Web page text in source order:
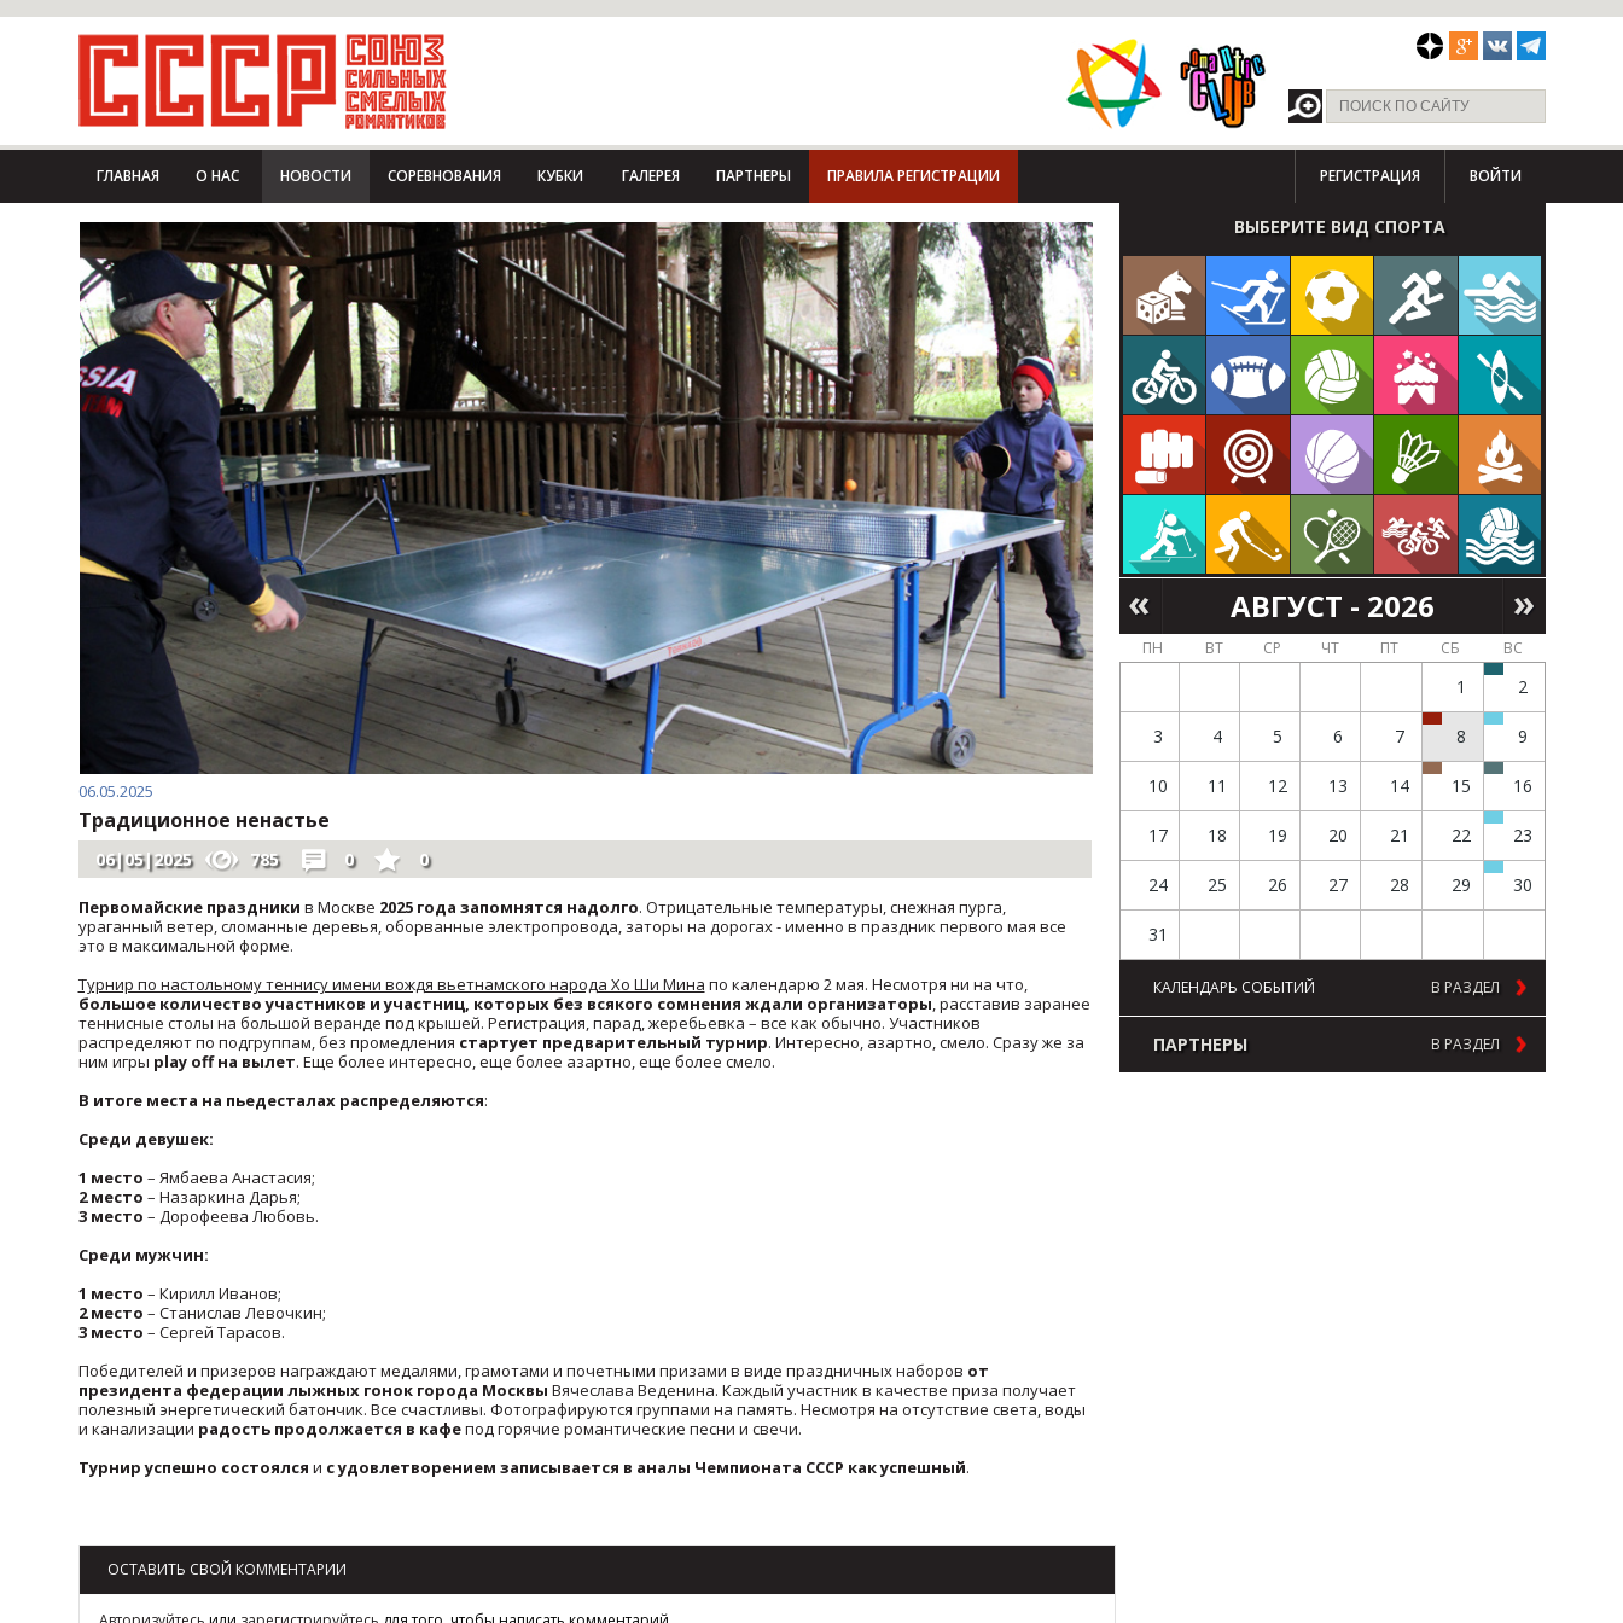
ГЛАВНАЯ О НАС НОВОСТИ СОРЕВНОВАНИЯ КУБКИ ГАЛЕРЕЯ ПАРТНЕРЫ ПРАВИЛА РЕГИСТРАЦИИ РЕГИСТРАЦИЯ ВОЙТИ
06.05.2025
Традиционное ненастье
06|05|2025 785 0 0
Первомайские праздники в Москве 2025 года запомнятся надолго. Отрицательные температуры, снежная пурга,
ураганный ветер, сломанные деревья, оборванные электропровода, заторы на дорогах - именно в праздник первого мая все
это в максимальной форме.
Турнир по настольному теннису имени вождя вьетнамского народа Хо Ши Мина по календарю 2 мая. Несмотря ни на что,
большое количество участников и участниц, которых без всякого сомнения ждали организаторы, расставив заранее
теннисные столы на большой веранде под крышей. Регистрация, парад, жеребьевка – все как обычно. Участников
распределяют по подгруппам, без промедления стартует предварительный турнир. Интересно, азартно, смело. Сразу же за
ним игры play off на вылет. Еще более интересно, еще более азартно, еще более смело.
В итоге места на пьедесталах распределяются:
Среди девушек:
1 место – Ямбаева Анастасия;
2 место – Назаркина Дарья;
3 место – Дорофеева Любовь.
Среди мужчин:
1 место – Кирилл Иванов;
2 место – Станислав Левочкин;
3 место – Сергей Тарасов.
Победителей и призеров награждают медалями, грамотами и почетными призами в виде праздничных наборов от
президента федерации лыжных гонок города Москвы Вячеслава Веденина. Каждый участник в качестве приза получает
полезный энергетический батончик. Все счастливы. Фотографируются группами на память. Несмотря на отсутствие света, воды
и канализации радость продолжается в кафепод горячие романтические песни и свечи.
Турнир успешно состоялся и с удовлетворением записывается в аналы Чемпионата СССР как успешный.
ОСТАВИТЬ СВОЙ КОММЕНТАРИИ
ВЫБЕРИТЕ ВИД СПОРТА
АВГУСТ - 2026
ПН ВТ СР ЧТ ПТ СБ ВС
1 2
3 4 5 6 7 8 9
10 11 12 13 14 15 16
17 18 19 20 21 22 23
24 25 26 27 28 29 30
31
КАЛЕНДАРЬ СОБЫТИЙ В РАЗДЕЛ
ПАРТНЕРЫ В РАЗДЕЛ